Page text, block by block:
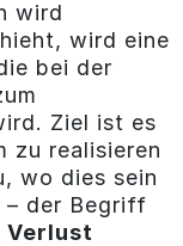
wird
wird eine
bei der
Ziel ist es
zu realisieren
wo dies sein
der Begriff
Verlust